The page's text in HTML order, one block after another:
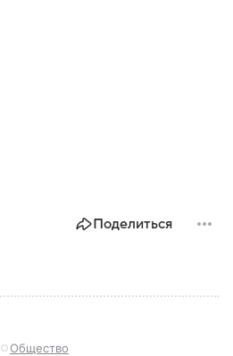
Поделиться
Общество